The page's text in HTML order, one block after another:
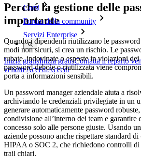
Corsi
Forum della community
Servizi Enterprise
Inizia gratisInizia gratisContatta il reparto
venditeAccediAccedi
Perché la gestione delle
importante
Quando i dipendenti riutilizzano le
modi non sicuri, si crea un rischio. Le
rubate, indovinate o esposte in violazioni dei
password debole o riutilizzata viene
porta a informazioni sensibili.
Un password manager aziendale aiuta a
archiviando le credenziali privilegiate in un
generare automaticamente password
condivisione all’interno dei team e garantire
concesso solo alle persone giuste. Usando
aziende possono anche rispettare standard
HIPAA o SOC 2, che richiedono controlli di
trail chiari.